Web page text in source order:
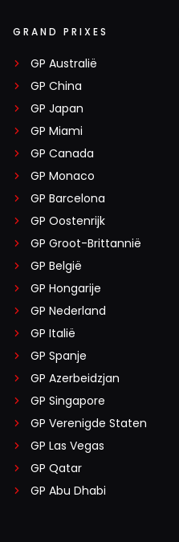
GRAND PRIXES
GP Australië
GP China
GP Japan
GP Miami
GP Canada
GP Monaco
GP Barcelona
GP Oostenrijk
GP Groot-Brittannië
GP België
GP Hongarije
GP Nederland
GP Italië
GP Spanje
GP Azerbeidzjan
GP Singapore
GP Verenigde Staten
GP Las Vegas
GP Qatar
GP Abu Dhabi